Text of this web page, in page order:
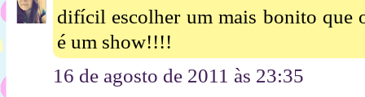
difícil escolher um mais bonito que
é um show!!!!
16 de agosto de 2011 às 23:35